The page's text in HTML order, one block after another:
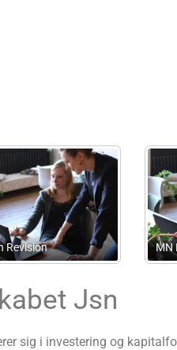
Carlsen
Advokatanpartsselskab
Jsn
sig i investering og